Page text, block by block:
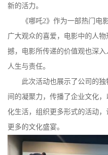
品
展
证
新的活力。
《哪吒2》作为一部热门电
广大观众的喜爱，电影中的人
撼，电影所传递的价值观也深
人生与责任。
此次活动也展示了公司的
间的凝聚力，传播了企业文化
化生活，组织更多形式的活动
更多的文化盛宴。